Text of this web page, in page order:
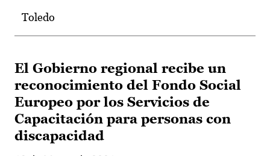
Toledo
El Gobierno regional recibe un
reconocimiento del Fondo Social
Europeo por los Servicios de
Capacitación para personas con
discapacidad